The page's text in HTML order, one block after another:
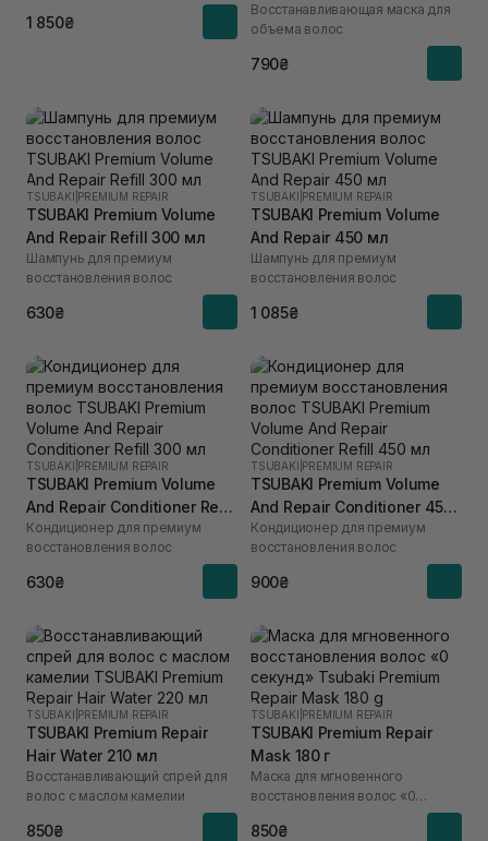
1 850₴
мл
Восстанавливающая маска для
объема волос
790₴
TSUBAKI PREMIUM REPAIR
TSUBAKI Premium Volume
And Repair Refill 300 мл
Шампунь для премиум
восстановления волос
630₴
TSUBAKI PREMIUM REPAIR
TSUBAKI Premium Volume
And Repair 450 мл
Шампунь для премиум
восстановления волос
1 085₴
TSUBAKI PREMIUM REPAIR
TSUBAKI Premium Volume
And Repair Conditioner Refill
300 мл
Кондиционер для премиум
восстановления волос
630₴
TSUBAKI PREMIUM REPAIR
TSUBAKI Premium Volume
And Repair Conditioner 450
мл
Кондиционер для премиум
восстановления волос
900₴
TSUBAKI PREMIUM REPAIR
TSUBAKI Premium Repair
Hair Water 210 мл
Восстанавливающий спрей для
волос с маслом камелии
850₴
TSUBAKI PREMIUM REPAIR
TSUBAKI Premium Repair
Mask 180 г
Маска для мгновенного
восстановления волос «0
850₴